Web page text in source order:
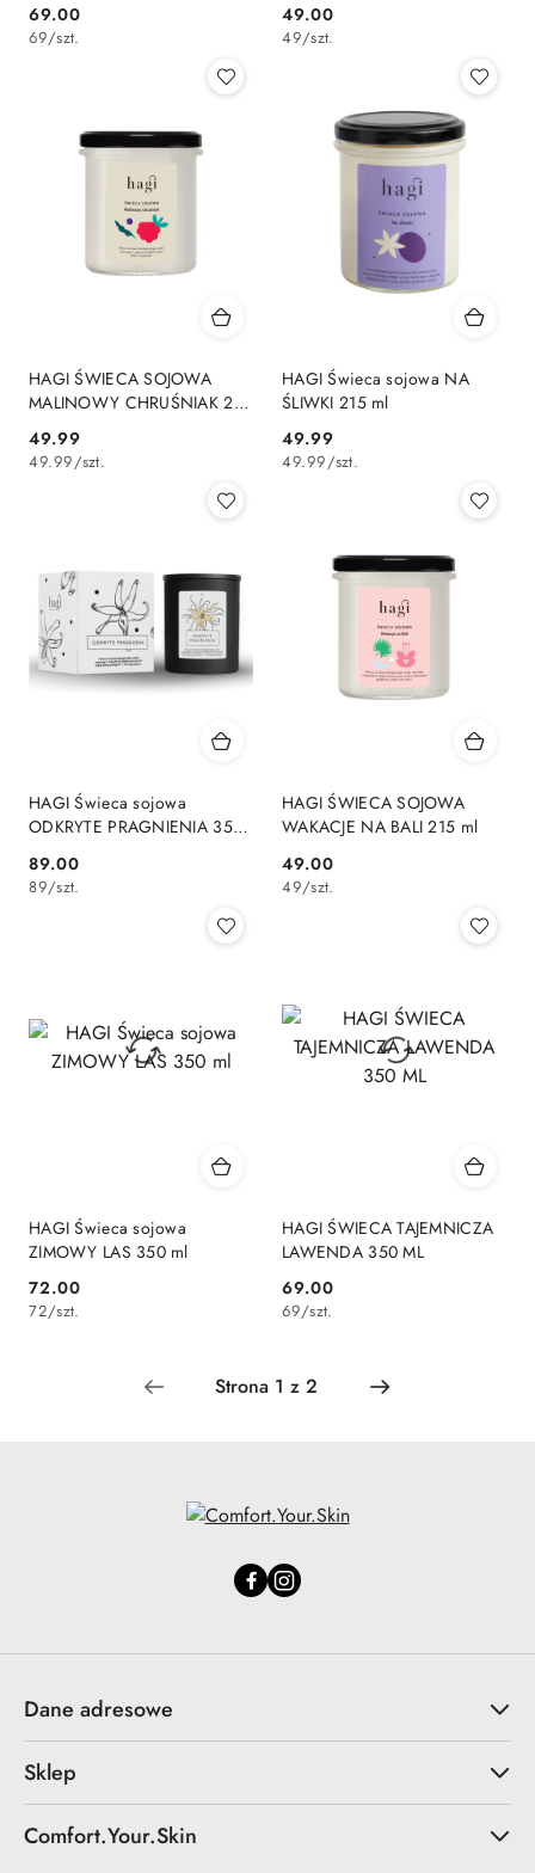
Cena:
69.00
69/szt. Cena:
49.00
49/szt.
HAGI ŚWIECA SOJOWA
MALINOWY CHRUŚNIAK 215
Cena:
49.99
49.99/szt.
HAGI Świeca sojowa NA
ŚLIWKI 215 ml
Cena:
49.99
49.99/szt.
HAGI Świeca sojowa
ODKRYTE PRAGNIENIA 350
Cena:
89.00
89/szt.
HAGI ŚWIECA SOJOWA
WAKACJE NA BALI 215 ml
Cena:
49.00
49/szt.
HAGI Świeca sojowa
ZIMOWY LAS 350 ml
Cena:
72.00
72/szt.
HAGI ŚWIECA TAJEMNICZA
LAWENDA 350 ML
Cena:
69.00
69/szt.
Dane adresowe
Sklep
Comfort.Your.Skin